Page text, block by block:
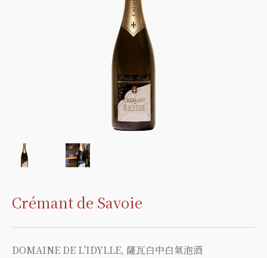
Crémant de Savoie
DOMAINE DE L'IDYLLE, 薩瓦白中白氣泡酒